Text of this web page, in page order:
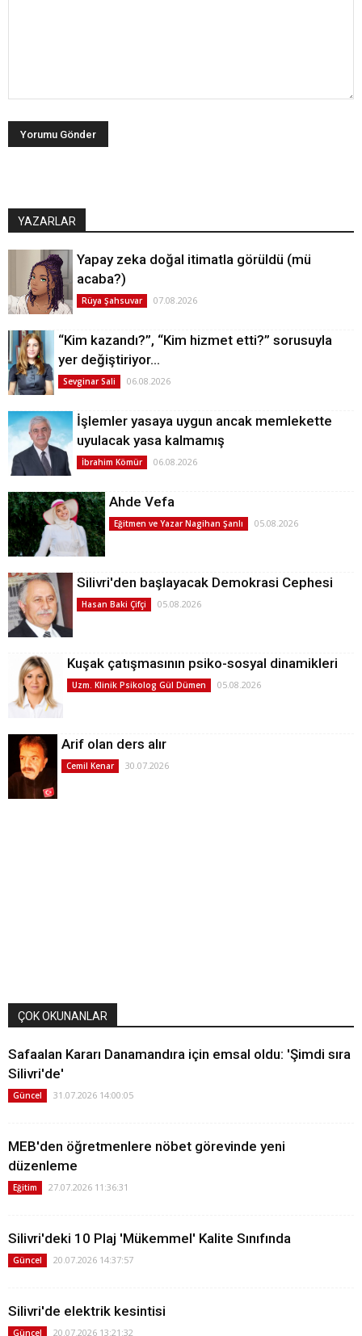
YAZARLAR
Yapay zeka doğal itimatla görüldü (mü
acaba?)
Rüya Şahsuvar 07.08.2026
“Kim kazandı?”, “Kim hizmet etti?” sorusuyla
yer değiştiriyor…
Sevginar Sali 06.08.2026
İşlemler yasaya uygun ancak memlekette
uyulacak yasa kalmamış
İbrahim Kömür 06.08.2026
Ahde Vefa
Eğitmen ve Yazar Nagihan Şanlı 05.08.2026
Silivri'den başlayacak Demokrasi Cephesi
Hasan Baki Çifçi 05.08.2026
Kuşak çatışmasının psiko-sosyal dinamikleri
Uzm. Klinik Psikolog Gül Dümen 05.08.2026
Arif olan ders alır
Cemil Kenar 30.07.2026
ÇOK OKUNANLAR
Safaalan Kararı Danamandıra için emsal oldu: 'Şimdi sıra
Silivri'de'
Güncel 31.07.2026 14:00:05
MEB'den öğretmenlere nöbet görevinde yeni
düzenleme
Eğitim 27.07.2026 11:36:31
Silivri'deki 10 Plaj 'Mükemmel' Kalite Sınıfında
Güncel 20.07.2026 14:37:57
Silivri'de elektrik kesintisi
Güncel 20.07.2026 13:21:32